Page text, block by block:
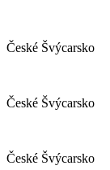
České Švýcarsko
České Švýcarsko
České Švýcarsko